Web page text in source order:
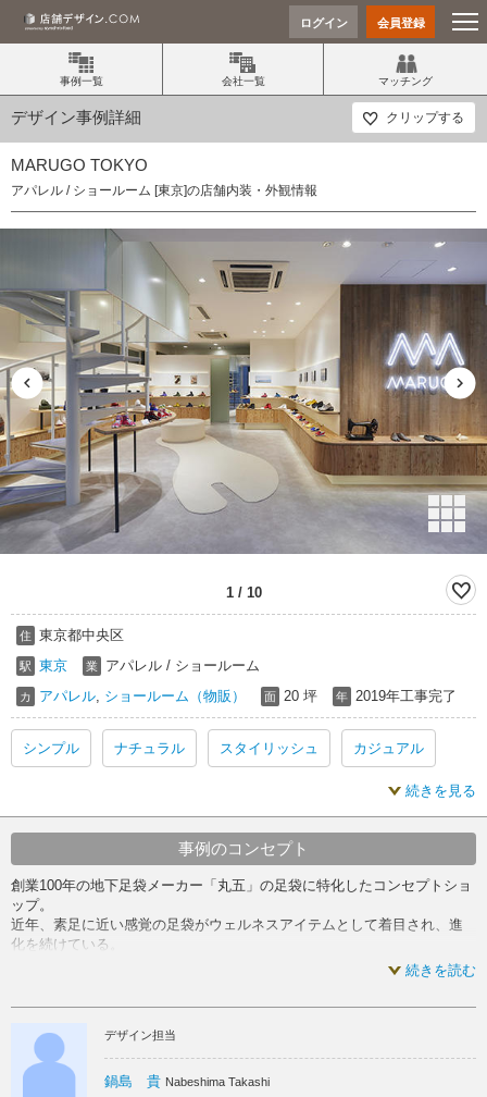
ログイン 会員登録
事例一覧 会社一覧 マッチング
デザイン事例詳細 クリップする
MARUGO TOKYO
アパレル / ショールーム [東京]の店舗内装・外観情報
1/ 10
住 東京都中央区
駅 東京 業 アパレル / ショールーム
カ アパレル ショールーム（物販） 面 20 坪 年 2019年工事完了
シンプル ナチュラル スタイリッシュ カジュアル
続きを見る
事例のコンセプト
創業100年の地下足袋メーカー「丸五」の足袋に特化したコンセプトショ
ップ。
近年、素足に近い感覚の足袋がウェルネスアイテムとして着目され、進
化を続けている。
創業以来変わらずに継承し続けてきた伝統に、新たな価値を創造した足
袋をここで 「知る」 「体験する」 「共感する」 ために単なる物販店
ィッティングゾーンの明快な仕掛けが発見と体感を与える。
足袋というその特殊な履物への興味を誘発し、新しい体験と提案を発信
するこの場から未来につながる価値が生まれる。
続きを読む
デザイン担当
鍋島 貴 Nabeshima Takashi